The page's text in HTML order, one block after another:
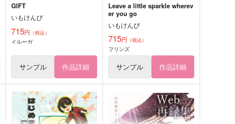
GIFT
いもけんぴ
715円 （税込）
イルーガ
サンプル 作品詳細
Leave a little sparkle wherev
er you go
いもけんぴ
715円 （税込）
フリンズ
サンプル 作品詳細